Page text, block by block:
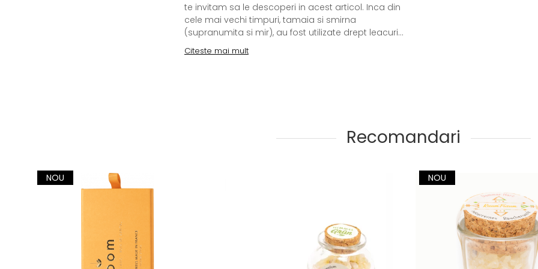
te invitam sa le descoperi in acest articol. Inca din
cele mai vechi timpuri, tamaia si smirna
(supranumita si mir), au fost utilizate drept leacuri...
Citeste mai mult
Recomandari
NOU NOU